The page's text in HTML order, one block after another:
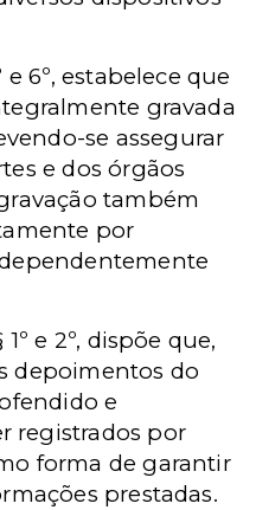
e 6º, estabelece que
gravada
se assegurar
e dos órgãos
também
por
e 2º, dispõe que,
depoimentos do
e
registrados por
forma de garantir
prestadas.